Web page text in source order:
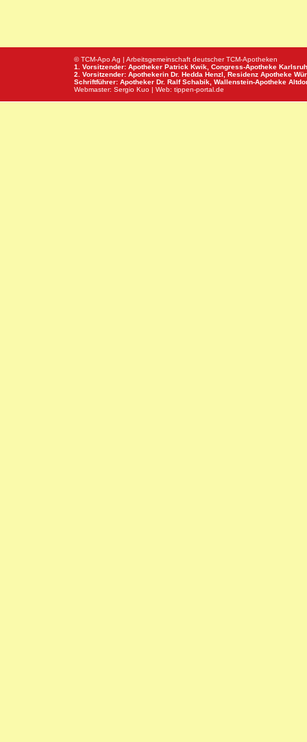
© TCM-Apo Ag | Arbeitsgemeinschaft deutscher TCM-Apotheken
1. Vorsitzender: Apotheker Patrick Kwik, Congress-Apotheke
2. Vorsitzender: Apothekerin Dr. Hedda Henzl, Residenz Apotheke
Schriftführer: Apotheker Dr. Ralf Schabik, Wallenstein-Apotheke
Webmaster: Sergio Kuo | Web: tippen-portal.de